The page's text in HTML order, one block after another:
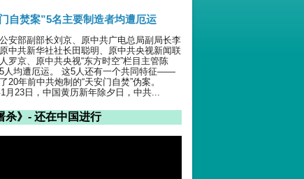
自焚案”5名主要制造者均遭厄运
安部副部长刘京、原中共广电总局副局长李
中共新华社社长田聪明、原中共央视新闻联
罗京、原中共央视“东方时空”栏目主管陈
人均遭厄运。 这5人还有一个共同特征——
20年前中共炮制的“天安门自焚”伪案。
月23日，中国黄历新年除夕日，中共...
杀》- 还在中国进行